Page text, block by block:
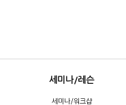
세미나/레슨
세미나/워크샵